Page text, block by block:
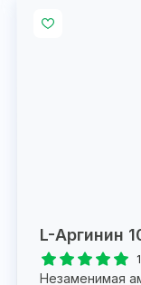
L-Аргинин
Незаменимая